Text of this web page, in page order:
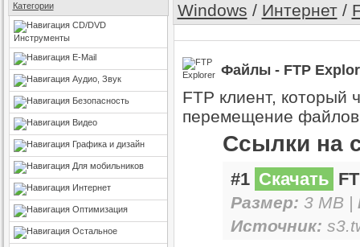
Категории
CD/DVD
Инструменты
E-Mail
Аудио, Звук
Безопасность
Видео
Графика и дизайн
Для мобильников
Интернет
Оптимизация
Остальное
Windows / Интернет/
Файлы - FTP
FTP клиент, который
перемещение файлов
Ссылки на
#1 Скачать
Размер: 3 MB |
Источник: